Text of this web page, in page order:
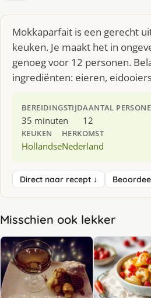
Mokkaparfait is een gerecht
keuken. Je maakt het in
genoeg voor 12 personen.
ingrediënten: eieren,
BEREIDINGSTIJD
35 minuten
AANTAL
12
KEUKEN
Hollandse
HERKOMST
Nederland
Direct naar recept ↓
Misschien ook lekker